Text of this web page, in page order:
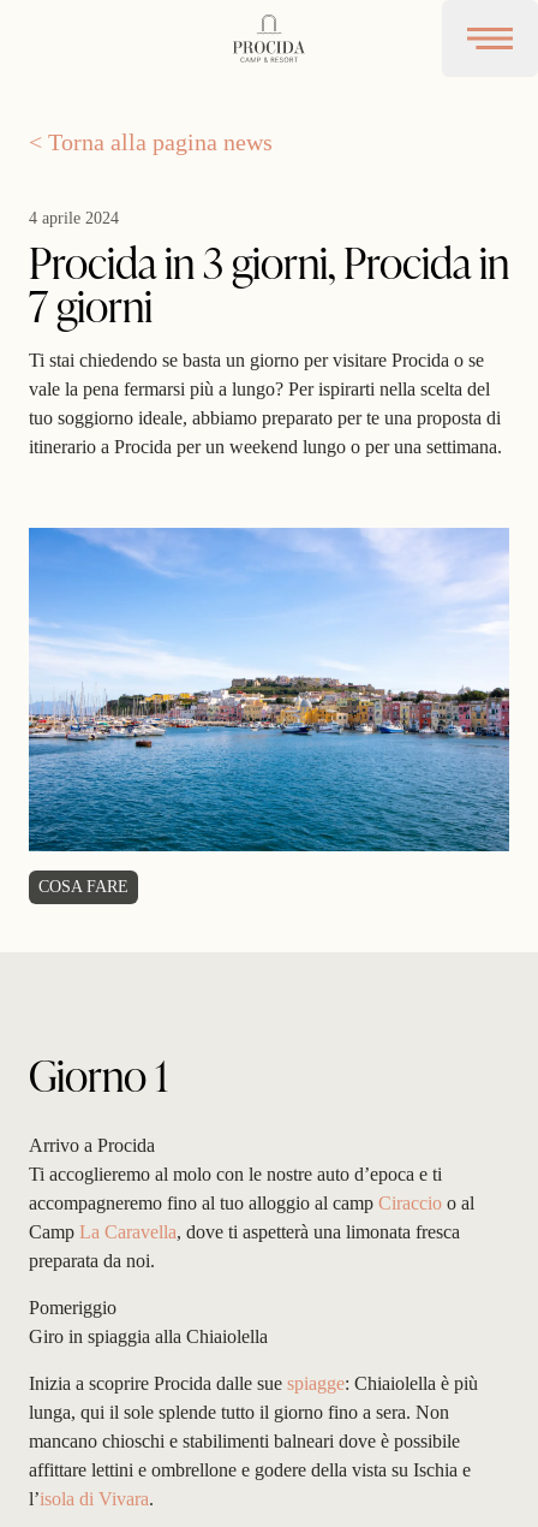
Open
< Torna alla pagina news
4 aprile 2024
Procida in 3 giorni, Procida in
7 giorni
Ti stai chiedendo se basta un giorno per visitare Procida o se
vale la pena fermarsi più a lungo? Per ispirarti nella scelta del
tuo soggiorno ideale, abbiamo preparato per te una proposta di
itinerario a Procida per un weekend lungo o per una settimana.
COSA FARE
Giorno 1
Arrivo a Procida
Ti accoglieremo al molo con le nostre auto d’epoca e ti
accompagneremo fino al tuo alloggio al camp Ciraccio o al
Camp La Caravella, dove ti aspetterà una limonata fresca
preparata da noi.
Pomeriggio
Giro in spiaggia alla Chiaiolella
Inizia a scoprire Procida dalle sue spiagge: Chiaiolella è più
lunga, qui il sole splende tutto il giorno fino a sera. Non
mancano chioschi e stabilimenti balneari dove è possibile
affittare lettini e ombrellone e godere della vista su Ischia e
l’isola di Vivara.